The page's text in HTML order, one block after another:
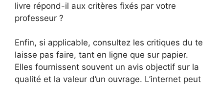
livre répond-il aux critères fixés par votre
professeur ?
Enfin, si applicable, consultez les critiques du te
laisse pas faire, tant en ligne que sur papier.
Elles fournissent souvent un avis objectif sur la
qualité et la valeur d’un ouvrage. L’internet peut